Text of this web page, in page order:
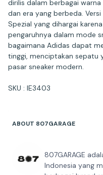
dirilis dalam berbagai
dan era yang berbeda.
Spezial yang dihargai
pengaruhnya dalam mode
bagaimana Adidas dapat
tinggi, menciptakan sepatu
pasar sneaker modern.
SKU : IE3403
ABOUT 807GARAGE
807GARAGE
Indonesia yang